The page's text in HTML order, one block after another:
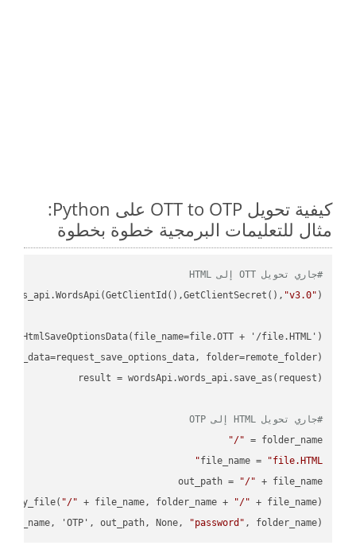
كيفية تحويل OTT to OTP على Python:
مثال للتعليمات البرمجية خطوة بخطوة
#جاري تحويل OTT إلى HTML
"v3.0"
#جاري تحويل HTML إلى OTP
folder_name =
"/"
file_name =
"file.HTML"
out_path =
"/"
"/" + file_name, folder_name +
"/"
'OTP', out_path, None,
"password" , folder_name)